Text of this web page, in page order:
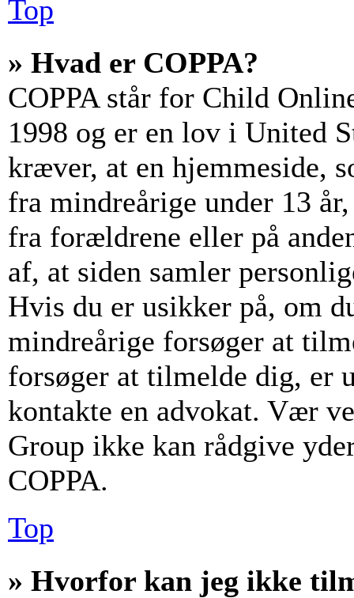
Top
» Hvad er COPPA?
COPPA står for Child
1998 og er en lov i United
kræver, at en hjemmeside,
fra mindreårige under 13
fra forældrene eller på
af, at siden samler
Hvis du er usikker på, om
mindreårige forsøger at
forsøger at tilmelde dig, er
kontakte en advokat. Vær
Group ikke kan rådgive
COPPA.
Top
» Hvorfor kan jeg ikke